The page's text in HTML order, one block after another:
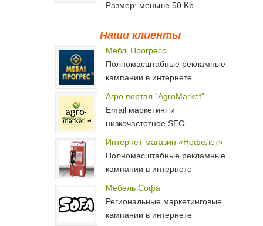
Размер: меньше 50 Kb
Наши клиенты
Меблі Прогресс
Полномасштабные рекламные
кампании в интернете
Агро портал "AgroMarket"
Email маркетинг и
низкочастотное SEO
Интернет-магазин «Нофелет»
Полномасштабные рекламные
кампании в интернете
Мебель Софа
Региональные маркетинговые
кампании в интернете